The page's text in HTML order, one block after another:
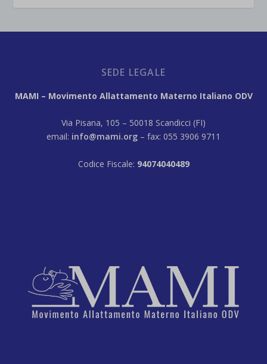
SEDE LEGALE
MAMI – Movimento Allattamento Materno Italiano ODV
Via Pisana, 105 – 50018 Scandicci (FI)
email: info@mami.org – fax: 055 3906 9711
Codice Fiscale: 94074040489